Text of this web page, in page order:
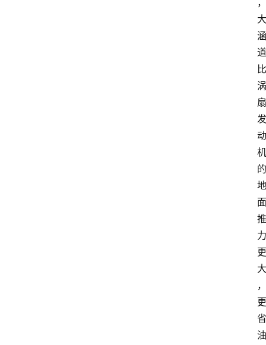
，
大
涵
道
比
涡
扇
发
动
机
的
地
面
推
力
更
大
，
更
省
油